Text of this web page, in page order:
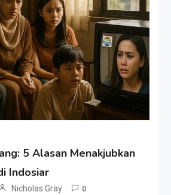
5 Alasan Menakjubkan
Indosiar
Nicholas Gray 0